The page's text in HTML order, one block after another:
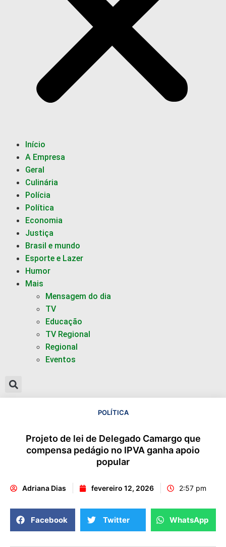
Início
A Empresa
Geral
Culinária
Polícia
Política
Economia
Justiça
Brasil e mundo
Esporte e Lazer
Humor
Mais
Mensagem do dia
TV
Educação
TV Regional
Regional
Eventos
POLÍTICA
Projeto de lei de Delegado Camargo que
compensa pedágio no IPVA ganha apoio
popular
Adriana Dias fevereiro 12, 2026 2:57 pm
Facebook Twitter WhatsApp